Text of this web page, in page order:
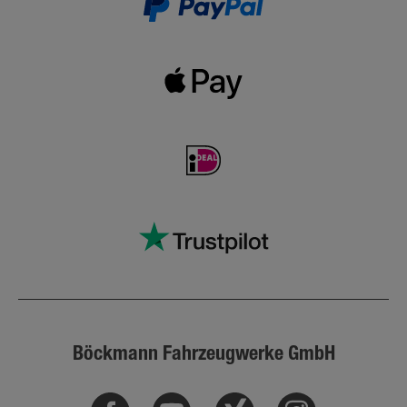
Böckmann Fahrzeugwerke GmbH
Facebook Youtube Xing Instagram